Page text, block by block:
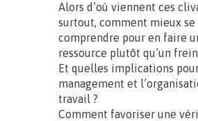
Alors d’où viennent ces
surtout, comment mieux se
comprendre pour en faire
ressource plutôt qu’un frein
Et quelles implications
management et
travail ?
Comment favoriser une